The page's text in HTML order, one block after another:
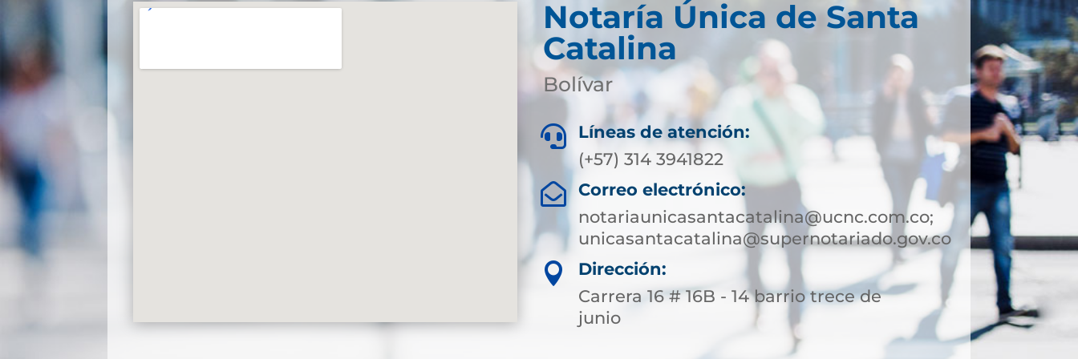
Notaría Única de Santa
Catalina
Bolívar

Líneas de atención:
(+57) 314 3941822

Correo electrónico:
notariaunicasantacatalina@ucnc.com.co;
unicasantacatalina@supernotariado.gov.co

Dirección:
Carrera 16 # 16B - 14 barrio trece de
junio